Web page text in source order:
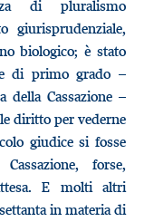
di pluralismo
biologico; è stato
di primo grado –
della Cassazione –
diritto per vederne
giudice si fosse
forse,
E molti altri
in materia di